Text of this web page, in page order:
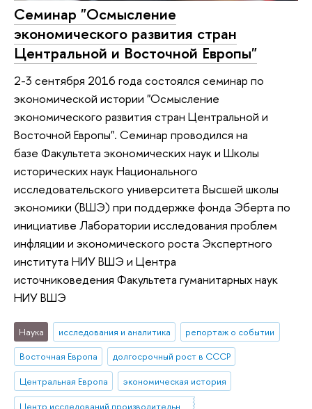
Cеминар "Осмысление
экономического развития стран
Центральной и Восточной Европы"
2-3 сентября 2016 года состоялся семинар по
экономической истории "Осмысление
экономического развития стран Центральной и
Восточной Европы". Cеминар проводился на
базе Факультета экономических наук и Школы
исторических наук Национального
исследовательского университета Высшей школы
экономики (ВШЭ) при поддержке фонда Эберта по
инициативе Лаборатории исследования проблем
инфляции и экономического роста Экспертного
института НИУ ВШЭ и Центра
источниковедения Факультета гуманитарных наук
НИУ ВШЭ
Наука исследования и аналитика
репортаж о событии
Восточная Европа
долгосрочный рост в СССР
Центральная Европа
экономическая история